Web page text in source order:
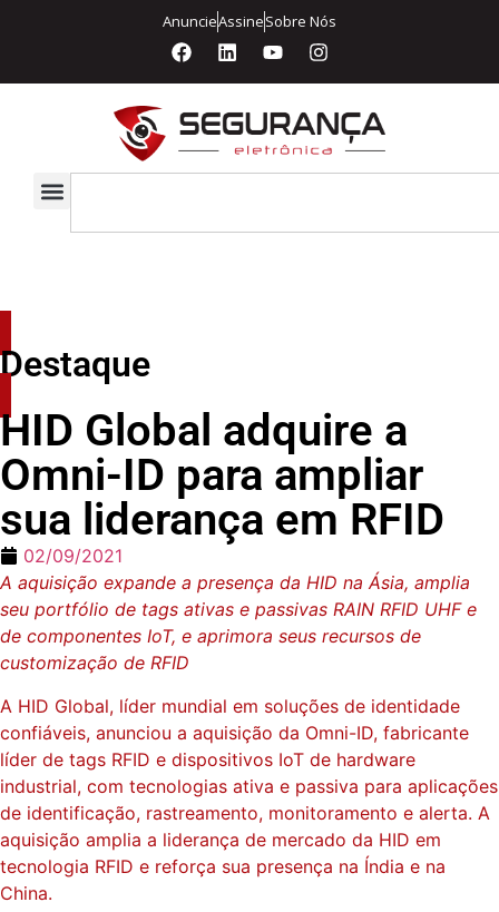
AnuncieAssineSobre Nós
Destaque
HID Global adquire a
Omni-ID para ampliar
sua liderança em RFID
02/09/2021
A aquisição expande a presença da HID na Ásia, amplia
seu portfólio de tags ativas e passivas RAIN RFID UHF e
de componentes IoT, e aprimora seus recursos de
customização de RFID
A HID Global, líder mundial em soluções de identidade
confiáveis, anunciou a aquisição da Omni-ID, fabricante
líder de tags RFID e dispositivos IoT de hardware
industrial, com tecnologias ativa e passiva para aplicações
de identificação, rastreamento, monitoramento e alerta. A
aquisição amplia a liderança de mercado da HID em
tecnologia RFID e reforça sua presença na Índia e na
China.